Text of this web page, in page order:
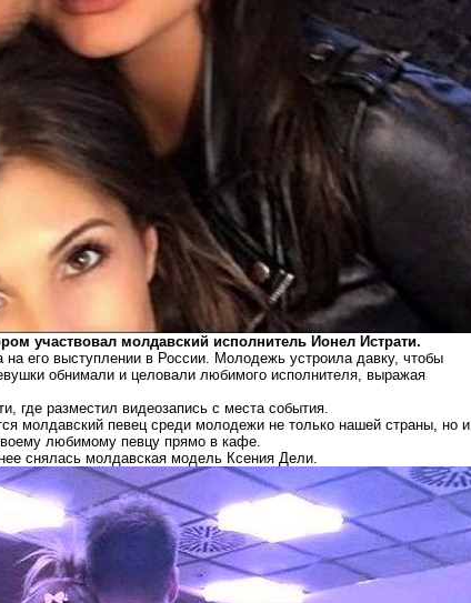
участвовал молдавский исполнитель Ионел Истрати.
его выступлении в России. Молодежь устроила давку, чтобы
обнимали и целовали любимого исполнителя, выражая
разместил видеозапись с места события.
молдавский певец среди молодежи не только нашей страны, но и
любимому певцу прямо в кафе.
снялась молдавская модель Ксения Дели.